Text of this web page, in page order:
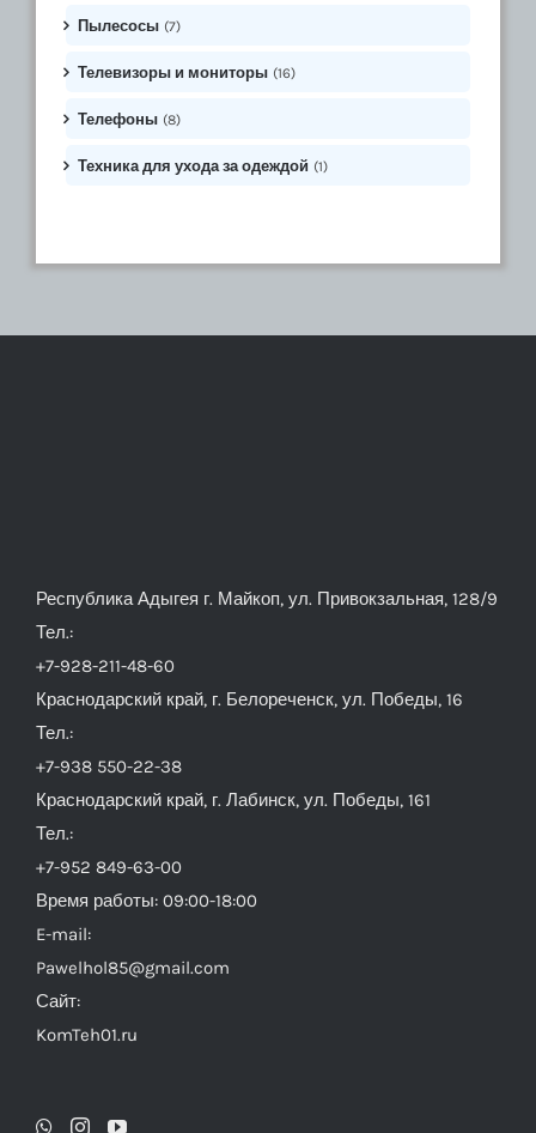
Пылесосы (7)
Телевизоры и мониторы (16)
Телефоны (8)
Техника для ухода за одеждой (1)
Республика Адыгея г. Майкоп, ул. Привокзальная, 128/9
Тел.:
+7-928-211-48-60
Краснодарский край, г. Белореченск, ул. Победы, 16
Тел.:
+7-938 550-22-38
Краснодарский край, г. Лабинск, ул. Победы, 161
Тел.:
+7-952 849-63-00
Время работы: 09:00-18:00
E-mail:
Pawelhol85@gmail.com
Сайт:
KomTeh01.ru